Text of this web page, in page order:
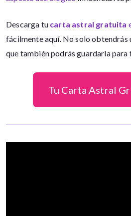
Descarga tu carta astral gratuita
fácilmente aquí. No solo obtendrás
que también podrás guardarla para
Tu Carta Astral